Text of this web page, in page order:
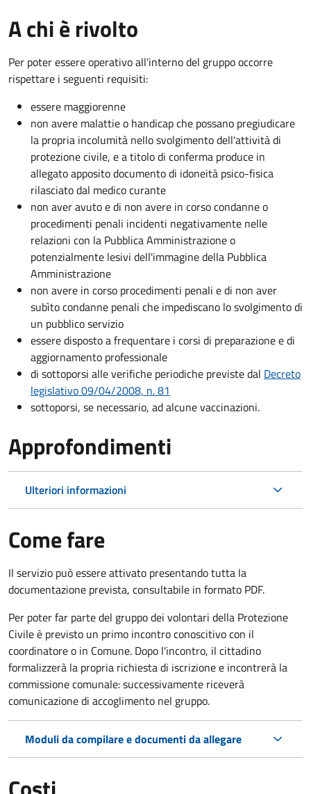
A chi è rivolto
Per poter essere operativo all’interno del gruppo occorre
rispettare i seguenti requisiti:
essere maggiorenne
non avere malattie o handicap che possano pregiudicare
la propria incolumità nello svolgimento dell'attività di
protezione civile, e a titolo di conferma produce in
allegato apposito documento di idoneità psico-fisica
rilasciato dal medico curante
non aver avuto e di non avere in corso condanne o
procedimenti penali incidenti negativamente nelle
relazioni con la Pubblica Amministrazione o
potenzialmente lesivi dell'immagine della Pubblica
Amministrazione
non avere in corso procedimenti penali e di non aver
subìto condanne penali che impediscano lo svolgimento di
un pubblico servizio
essere disposto a frequentare i corsi di preparazione e di
aggiornamento professionale
di sottoporsi alle verifiche periodiche previste dal Decreto
legislativo 09/04/2008, n. 81
sottoporsi, se necessario, ad alcune vaccinazioni.
Approfondimenti
Ulteriori informazioni
Come fare
Il servizio può essere attivato presentando tutta la
documentazione prevista, consultabile in formato PDF.
Per poter far parte del gruppo dei volontari della Protezione
Civile è previsto un primo incontro conoscitivo con il
coordinatore o in Comune. Dopo l'incontro, il cittadino
formalizzerà la propria richiesta di iscrizione e incontrerà la
commissione comunale: successivamente riceverà
comunicazione di accoglimento nel gruppo.
Moduli da compilare e documenti da allegare